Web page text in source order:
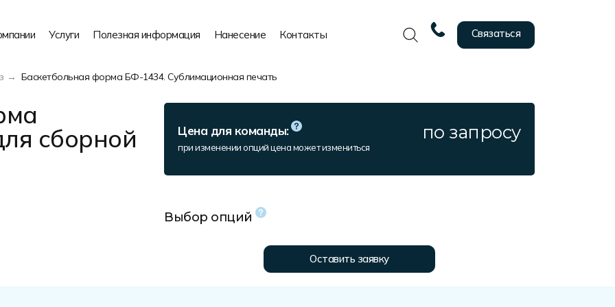
Услуги Полезная информация Нанесение Контакты Связаться
Баскетбольная форма БФ-1434. Сублимационная печать
сборной Цена для команды:
при изменении опций цена может измениться
по запросу
Выбор опций
Оставить заявку